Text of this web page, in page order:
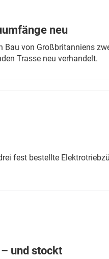
neu
von Großbritanniens
Trasse neu verhandelt.
fest bestellte
und stockt